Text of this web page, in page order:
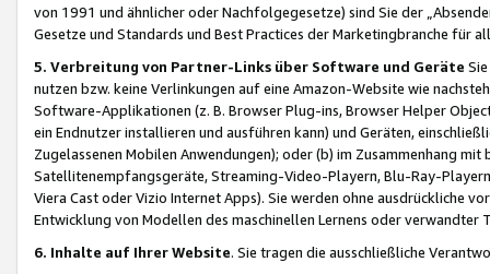
von 1991 und ähnlicher oder Nachfolgegesetze) sind Sie der
Gesetze und Standards und Best Practices der Marketingbranche für
5. Verbreitung von Partner-Links über Software und Geräte
nutzen bzw. keine Verlinkungen auf eine Amazon-Website wie
Software-Applikationen (z. B. Browser Plug-ins, Browser Helper
ein Endnutzer installieren und ausführen kann) und Geräten,
Zugelassenen Mobilen Anwendungen); oder (b) im Zusammenhang
Satellitenempfangsgeräte, Streaming-Video-Playern, Blu-Ray-
Viera Cast oder Vizio Internet Apps). Sie werden ohne ausdrückliche
Entwicklung von Modellen des maschinellen Lernens oder
6. Inhalte auf Ihrer Website. Sie tragen die ausschließliche